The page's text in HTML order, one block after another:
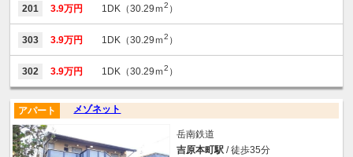
201 3.9万円 1DK（30.29ｍ2 ）
303 3.9万円 1DK（30.29ｍ2 ）
302 3.9万円 1DK（30.29ｍ2 ）
メゾネット
アパート
岳南鉄道
吉原本町駅 / 徒歩35分